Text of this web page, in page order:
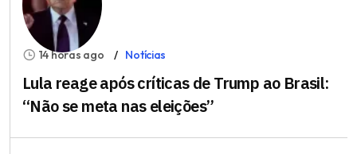
14 horas ago Notícias
Lula reage após críticas de Trump ao Brasil:
“Não se meta nas eleições”